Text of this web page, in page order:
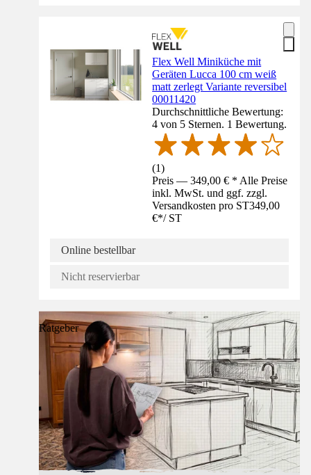
Flex Well Miniküche mit
Geräten Lucca 100 cm weiß
matt zerlegt Variante reversibel
00011420
Durchschnittliche Bewertung:
4 von 5 Sternen. 1 Bewertung.
(1)
Preis — 349,00 € * Alle Preise
inkl. MwSt. und ggf. zzgl.
Versandkosten pro ST349,00
€*/ ST
Online bestellbar
Nicht reservierbar
Ratgeber